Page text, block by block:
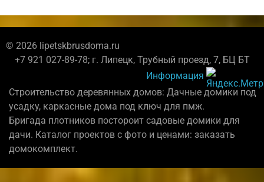
© 2026 lipetskbrusdoma.ru
+7 921 027-89-78; г. Липецк, Трубный проезд, 7, БЦ БТ
Информация
Строительство деревянных домов: Дачные домики под
усадку, каркасные дома под ключ для пмж.
Бригада плотников постороит садовые домики для
дачи. Каталог проектов с фото и ценами: заказать
домокомплект.